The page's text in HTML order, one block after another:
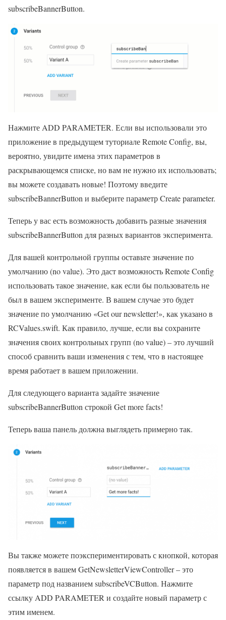
subscribeBannerButton.
Нажмите ADD PARAMETER. Если вы использовали это
приложение в предыдущем туториале Remote Config, вы,
вероятно, увидите имена этих параметров в
раскрывающемся списке, но вам не нужно их использовать;
вы можете создавать новые! Поэтому введите
subscribeBannerButton и выберите параметр Create parameter.
Теперь у вас есть возможность добавить разные значения
subscribeBannerButton для разных вариантов эксперимента.
Для вашей контрольной группы оставьте значение по
умолчанию (no value). Это даст возможность Remote Config
использовать такое значение, как если бы пользователь не
был в вашем эксперименте. В вашем случае это будет
значение по умолчанию «Get our newsletter!», как указано в
RCValues.swift. Как правило, лучше, если вы сохраните
значения своих контрольных групп (no value) – это лучший
способ сравнить ваши изменения с тем, что в настоящее
время работает в вашем приложении.
Для следующего варианта задайте значение
subscribeBannerButton строкой Get more facts!
Теперь ваша панель должна выглядеть примерно так.
Вы также можете поэкспериментировать с кнопкой, которая
появляется в вашем GetNewsletterViewController – это
параметр под названием subscribeVCButton. Нажмите
ссылку ADD PARAMETER и создайте новый параметр с
этим именем.